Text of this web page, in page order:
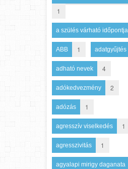
1
a szülés várható időpontja
ABB 1 adatgyűjtés
adható nevek 4
adókedvezmény 2
adózás 1
agresszív viselkedés 1
agresszivitás 1
agyalapi mirigy daganata